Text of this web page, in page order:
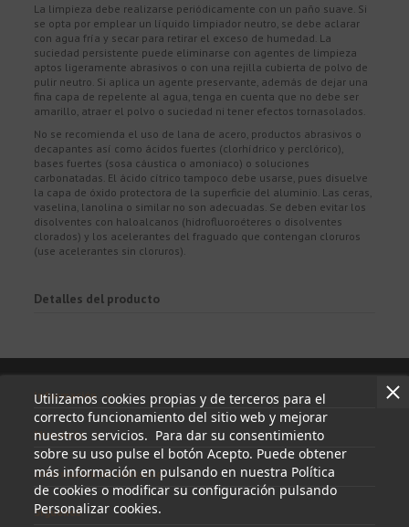
La limpieza debe realizarse periódicamente con un paño suave. Si
se opta por emplear un líquido limpiador neutro, se debe aclarar
con agua fría y secar para retirar el exceso de humedad. La
suciedad persistente puede eliminarse con agentes de limpieza
aptos ligeramente abrasivos o con una rejilla cubierta de polvo de
pulir neutro. Si aplica un agente preservante, además de dejar una
fina capa de repelente al agua, tenga en cuenta que no debe ser
amarillo, atraer el polvo o suciedad ni tener efectos tornasolados.
No se recomienda el uso de lana de acero, productos abrasivos o
decapantes así como ácidos fuertes (clorhídrico y perclórico),
bases fuertes (sosa cáustica o amoniaco) o soluciones
carbonatadas. El ácido cítrico tampoco debe usarse, pues disuelve
la capa de óxido protectora de la superficie del aluminio. Las ceras,
vaselina, lanolina o similar no son adecuadas. Se deben evitar los
disolventes con haloalcanos (hidrofluoroéteres o disolventes
clorados) y los acelerantes del fraguado que contengan cloruros
(use acelerantes sin cloruros).
Detalles del producto
Utilizamos cookies propias y de terceros para el
correcto funcionamiento del sitio web y mejorar
nuestros servicios. Para dar su consentimiento
sobre su uso pulse el botón Acepto. Puede obtener
más información en pulsando en nuestra Política
de cookies o modificar su configuración pulsando
Personalizar cookies.
Información
Mi cuenta
Información de contacto
Síguenos